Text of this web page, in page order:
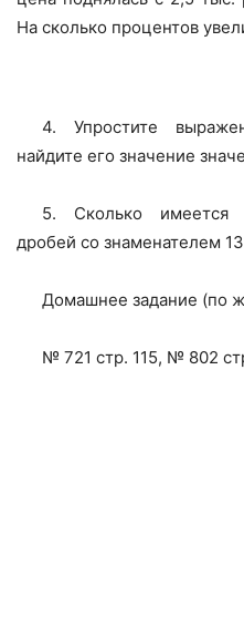
На сколько процентов
4. Упростите
найдите его значение
5. Сколько имеется
дробей со знаменателем
Домашнее задание (по
№ 721 стр. 115, № 802